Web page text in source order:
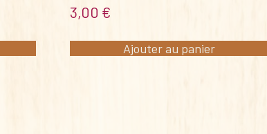
3,00 €
Ajouter au panier